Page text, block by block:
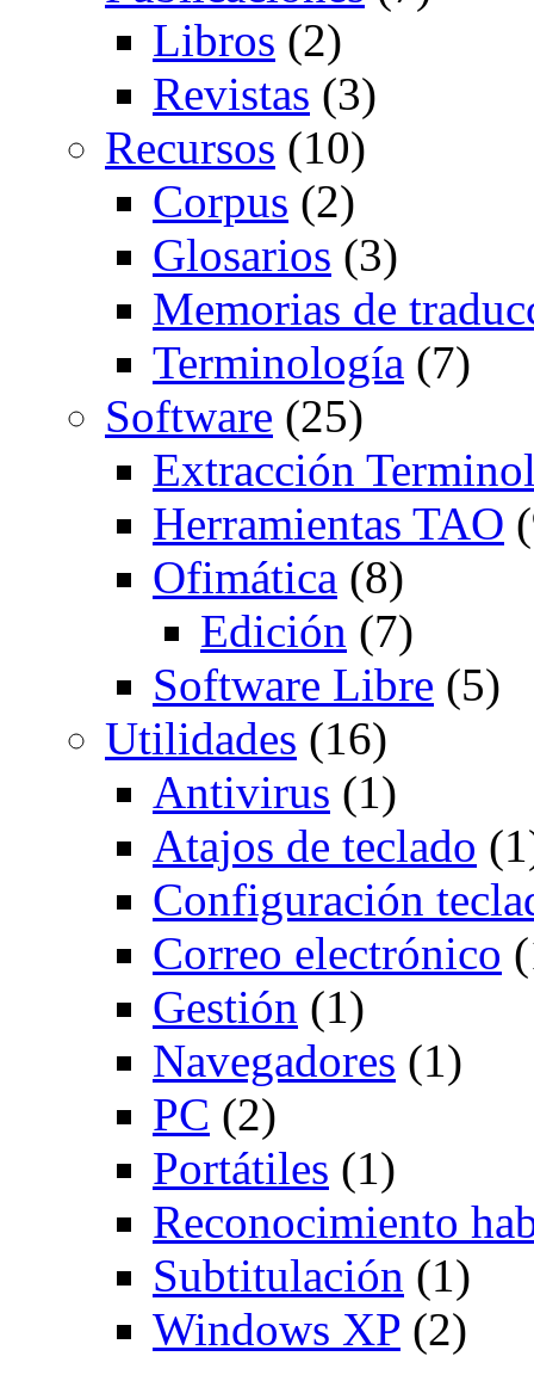
Libros (2)
Revistas (3)
Recursos (10)
Corpus (2)
Glosarios (3)
Memorias de
Terminología (7)
Software (25)
Extracción
Herramientas TAO
Ofimática (8)
Edición (7)
Software Libre (5)
Utilidades (16)
Antivirus (1)
Atajos de teclado
Configuración
Correo electrónico
Gestión (1)
Navegadores (1)
PC (2)
Portátiles (1)
Reconocimiento
Subtitulación (1)
Windows XP (2)